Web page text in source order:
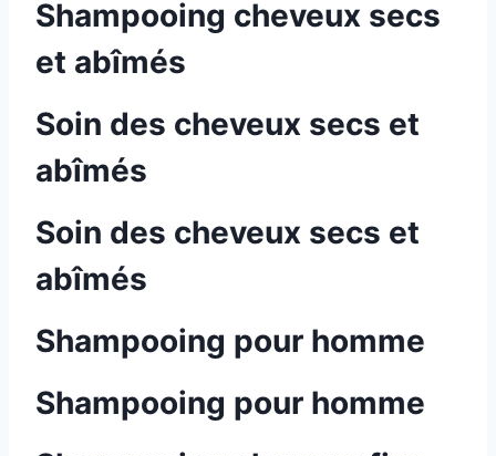
Shampooing cheveux secs
et abîmés
Soin des cheveux secs et
abîmés
Soin des cheveux secs et
abîmés
Shampooing pour homme
Shampooing pour homme